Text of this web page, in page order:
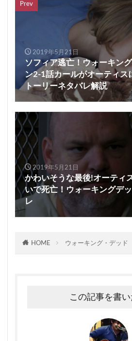
Prev
2019年5月21日
ソフィア逃亡！ウォーキン
ン2-1話カールがオーティス
トーリーネタバレ解説
2019年5月21日
かわいそうな最後!オーティ
いで死亡！ウォーキングデ
レ
HOME ウォーキング・デッド
この記事を書い